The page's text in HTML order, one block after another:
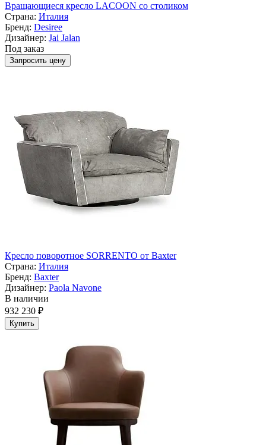
Вращающиеся кресло LACOON со столиком
Страна: Италия
Бренд: Desiree
Дизайнер: Jai Jalan
Под заказ
Запросить цену
Кресло поворотное SORRENTO от Baxter
Страна: Италия
Бренд: Baxter
Дизайнер: Paola Navone
В наличии
932 230 ₽
Купить